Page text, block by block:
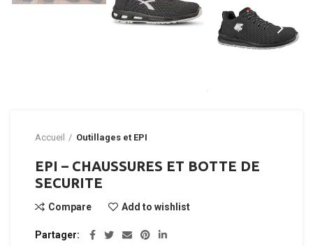
Accueil Outillages et EPI
EPI – CHAUSSURES ET BOTTE DE
SECURITE
Compare Add to wishlist
Partager